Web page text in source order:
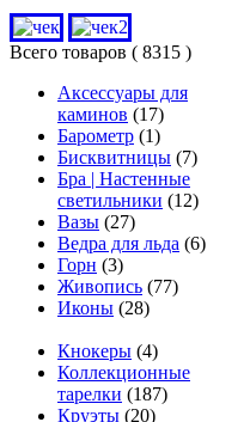
Всего товаров ( 8315 )
Аксессуары для
каминов (17)
Барометр (1)
Бисквитницы (7)
Бра | Настенные
светильники (12)
Вазы (27)
Ведра для льда (6)
Горн (3)
Живопись (77)
Иконы (28)
Кнокеры (4)
Коллекционные
тарелки (187)
Круэты (20)